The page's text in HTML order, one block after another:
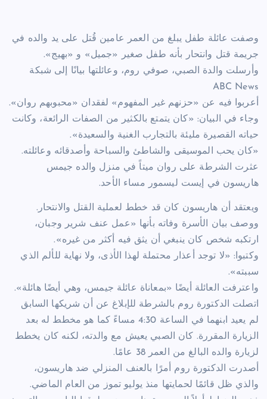
وصفت عائلة طفل يبلغ من العمر عامين قُتل على يد والده في
جريمة قتل وانتحار بأنه طفل صغير «جميل» و «بهيج».
وأرسلت والدة الصبي، صوفي روم، وعائلتها بيانًا إلى شبكة
ABC News
أعربوا فيه عن «حزنهم غير المفهوم» لفقدان «محبوبهم روان».
وجاء في البيان: «كان يتمتع بالكثير من الصفات الرائعة، وكانت
حياته القصيرة مليئة بالتجارب الغنية والسعيدة».
«كان يحب الموسيقى والشاطئ والسباحة وأصدقائه وعائلته.
عثرت الشرطة على روان ميتاً في منزل والده جيمس
هاريسون في إيست ليسمور مساء الأحد.
ويعتقد أن هاريسون كان قد خطط لعملية القتل والانتحار.
ووصف بيان الأسرة وفاته بأنها «عمل عنف شرير وجبان،
ارتكبه شخص كان ينبغي أن يثق فيه أكثر من غيره».
وكتبوا: «لا توجد أعذار محتملة لهذا الأذى، ولا نهاية للألم الذي
سببته».
واعترفت العائلة أيضًا «بمعاناة عائلة جيمس، وهي أيضًا هائلة».
اتصلت الدكتورة روم بالشرطة للإبلاغ عن أن شريكها السابق
لم يعيد ابنهما في الساعة 4:30 مساءً كما هو مخطط له بعد
الزيارة المقررة. كان الصبي يعيش مع والدته، لكنه كان يخطط
لزيارة والده البالغ من العمر 38 عامًا.
أصدرت الدكتورة روم أمرًا بالعنف المنزلي ضد هاريسون،
والذي ظل قائمًا لحمايتها منذ يوليو تموز من العام الماضي.